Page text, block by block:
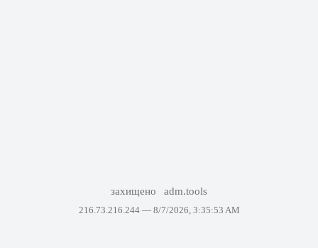
захищено adm.tools
216.73.216.244 — 8/7/2026, 3:35:53 AM